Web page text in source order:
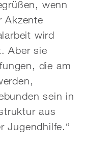
wenn
Akzente
wird
Aber sie
die am
sein in
aus
Jugendhilfe.“